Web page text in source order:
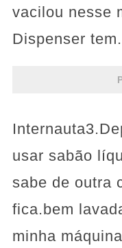
vacilou nesse
Dispenser tem.
usar sabão
sabe de outra
fica.bem
minha